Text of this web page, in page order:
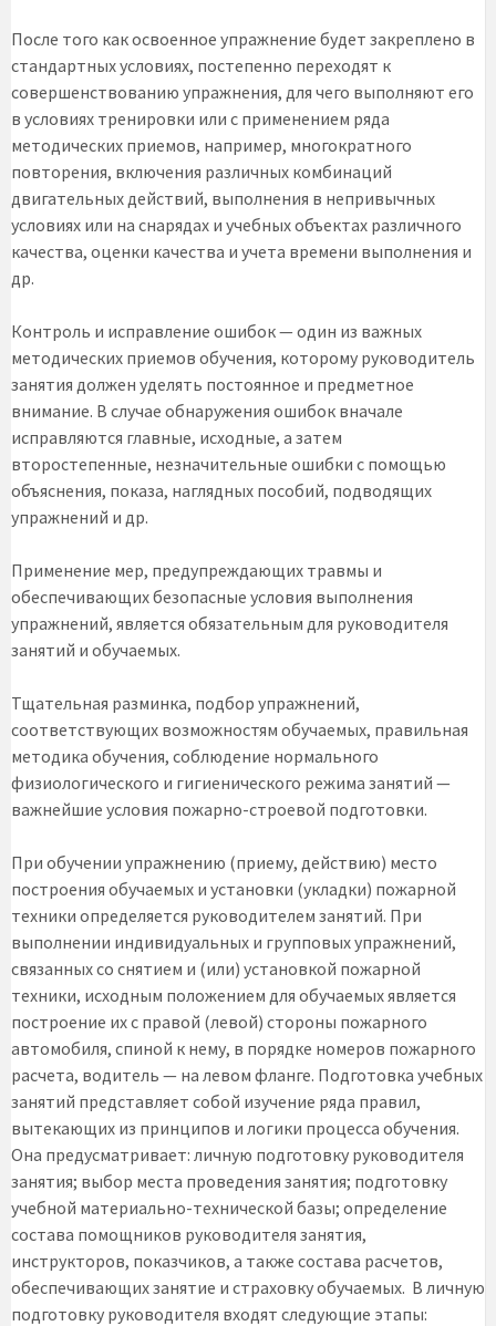
После того как освоенное упражнение будет закреплено в
стандартных условиях, постепенно переходят к
совершенствованию упражнения, для чего выполняют его
в условиях тренировки или с применением ряда
методических приемов, например, многократного
повторения, включения различных комбинаций
двигательных действий, выполнения в непривычных
условиях или на снарядах и учебных объектах различного
качества, оценки качества и учета времени выполнения и
др.
Контроль и исправление ошибок — один из важных
методических приемов обучения, которому руководитель
занятия должен уделять постоянное и предметное
внимание. В случае обнаружения ошибок вначале
исправляются главные, исходные, а затем
второстепенные, незначительные ошибки с помощью
объяснения, показа, наглядных пособий, подводящих
упражнений и др.
Применение мер, предупреждающих травмы и
обеспечивающих безопасные условия выполнения
упражнений, является обязательным для руководителя
занятий и обучаемых.
Тщательная разминка, подбор упражнений,
соответствующих возможностям обучаемых, правильная
методика обучения, соблюдение нормального
физиологического и гигиенического режима занятий —
важнейшие условия пожарно-строевой подготовки.
При обучении упражнению (приему, действию) место
построения обучаемых и установки (укладки) пожарной
техники определяется руководителем занятий. При
выполнении индивидуальных и групповых упражнений,
связанных со снятием и (или) установкой пожарной
техники, исходным положением для обучаемых является
построение их с правой (левой) стороны пожарного
автомобиля, спиной к нему, в порядке номеров пожарного
расчета, водитель — на левом фланге. Подготовка учебных
занятий представляет собой изучение ряда правил,
вытекающих из принципов и логики процесса обучения.
Она предусматривает: личную подготовку руководителя
занятия; выбор места проведения занятия; подготовку
учебной материально-технической базы; определение
состава помощников руководителя занятия,
инструкторов, показчиков, а также состава расчетов,
обеспечивающих занятие и страховку обучаемых. В личную
подготовку руководителя входят следующие этапы: